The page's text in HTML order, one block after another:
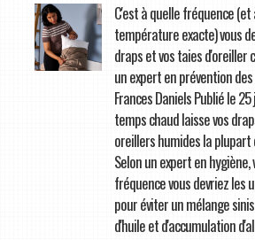
C'est à quelle fréquence (et
température exacte) vous
draps et vos taies d'oreiller
un expert en prévention
Frances Daniels Publié le
temps chaud laisse vos
oreillers humides la plupart
Selon un expert en hygiène,
fréquence vous devriez les
pour éviter un mélange
d'huile et d'accumulation